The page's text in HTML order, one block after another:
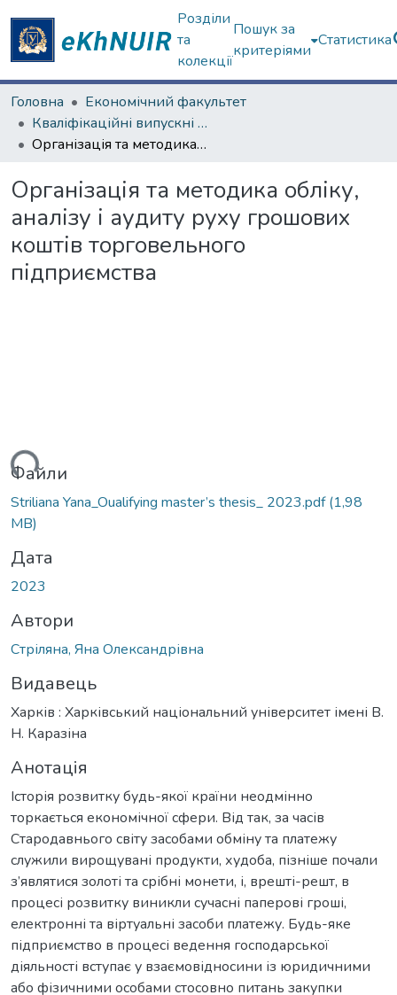
Розділи
та
колекції
Пошук за
критеріями
Статистика
Головна
Економічний факультет
Кваліфікаційні випускні роботи магістрів. Економічний факультет
Організація та методика обліку, аналізу і аудиту руху грошових коштів торговельного підприємства
Організація та методика обліку,
аналізу і аудиту руху грошових
коштів торговельного
підприємства
Файли
Striliana Yana_Oualifying master’s thesis_ 2023.pdf(1,98
MB)
Дата
2023
Автори
Стріляна, Яна Олександрівна
Видавець
Харків : Харківський національний університет імені В.
Н. Каразіна
Анотація
Історія розвитку будь-якої країни неодмінно
торкається економічної сфери. Від так, за часів
Стародавнього світу засобами обміну та платежу
служили вирощувані продукти, худоба, пізніше почали
з’являтися золоті та срібні монети, і, врешті-решт, в
процесі розвитку виникли сучасні паперові гроші,
електронні та віртуальні засоби платежу. Будь-яке
підприємство в процесі ведення господарської
діяльності вступає у взаємовідносини із юридичними
або фізичними особами стосовно питань закупки